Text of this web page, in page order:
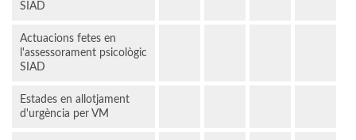
SIAD
Actuacions fetes en
l'assessorament psicològic
SIAD
Estades en allotjament
d'urgència per VM